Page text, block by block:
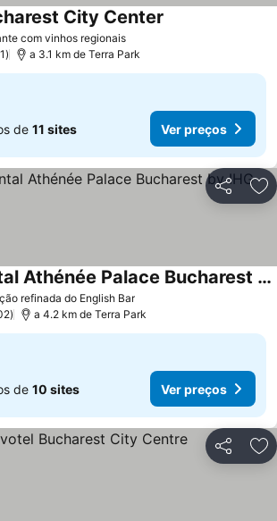
com vinhos regionaisVer preços
City Center
a 3.1 km de Terra Park
de 11 sites Ver preços
Partilhar
refinada do English BarVer preços
InterContinental Athénée Palace Bucharest by IHG
a 4.2 km de Terra Park
de 10 sites Ver preços
Partilhar